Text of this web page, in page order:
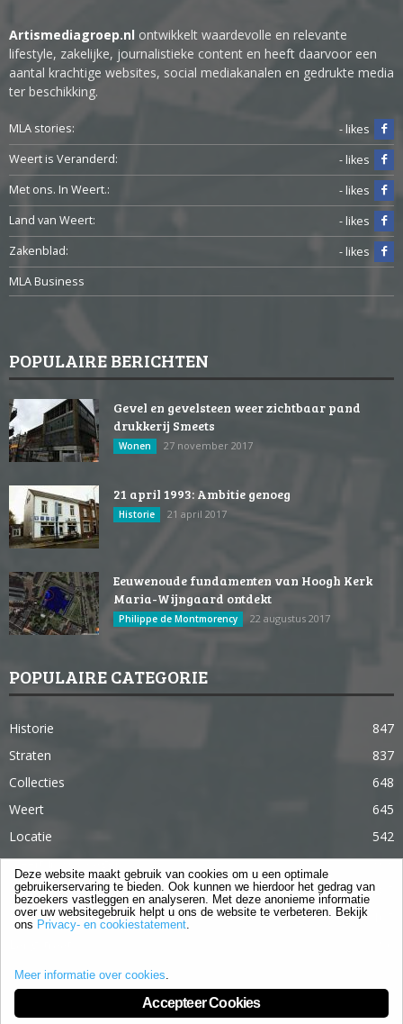
Artismediagroep.nl ontwikkelt waardevolle en relevante
lifestyle, zakelijke, journalistieke content en heeft daarvoor een
aantal krachtige websites, social mediakanalen en gedrukte media
ter beschikking.
MLA stories:
- likes
Weert is Veranderd:
- likes
Met ons. In Weert.:
- likes
Land van Weert:
- likes
Zakenblad:
- likes
MLA Business
POPULAIRE BERICHTEN
Gevel en gevelsteen weer zichtbaar pand
drukkerij Smeets
Wonen 27 november 2017
21 april 1993: Ambitie genoeg
Historie 21 april 2017
Eeuwenoude fundamenten van Hoogh Kerk
Maria-Wijngaard ontdekt
Philippe de Montmorency 22 augustus 2017
POPULAIRE CATEGORIE
Historie
847
Straten
837
Collecties
648
Weert
645
Locatie
542
Weert in 365 dagen
363
Gebouwen
285
Lifestyle
Deze website maakt gebruik van cookies om u een optimale
gebruikerservaring te bieden. Ook kunnen we hierdoor het gedrag van
bezoekers vastleggen en analyseren. Met deze anonieme informatie
over uw websitegebruik helpt u ons de website te verbeteren. Bekijk
ons Privacy- en cookiestatement.
Meer informatie over cookies.
Accepteer Cookies